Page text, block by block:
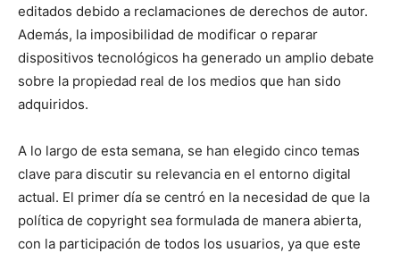
editados debido a reclamaciones de derechos de autor.
Además, la imposibilidad de modificar o reparar
dispositivos tecnológicos ha generado un amplio debate
sobre la propiedad real de los medios que han sido
adquiridos.
A lo largo de esta semana, se han elegido cinco temas
clave para discutir su relevancia en el entorno digital
actual. El primer día se centró en la necesidad de que la
política de copyright sea formulada de manera abierta,
con la participación de todos los usuarios, ya que este